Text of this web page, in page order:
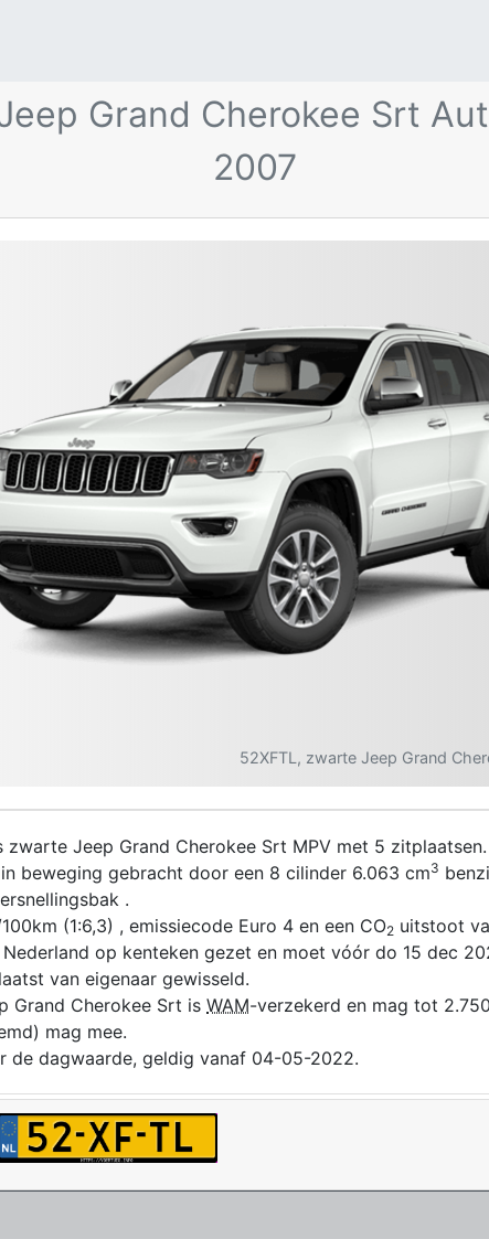
Grand Cherokee Srt
2007
52XFTL, zwarte Jeep Grand
Jeep Grand Cherokee Srt MPV met 5 zitplaatsen.
beweging gebracht door een 8 cilinder 6.063 cm3
.
(1:6,3) , emissiecode Euro 4 en een CO2 uitstoot
op kenteken gezet en moet vóór do 15 dec
van eigenaar gewisseld.
Grand Cherokee Srt is WAM-verzekerd en mag tot
mag mee.
de dagwaarde, geldig vanaf 04-05-2022.